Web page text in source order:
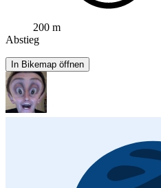
200 m
Abstieg
In Bikemap öffnen